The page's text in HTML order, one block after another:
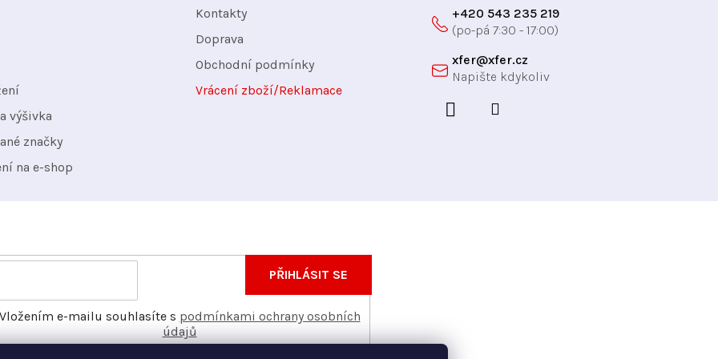
výšivka
značky
na e-shop
Kontakty
Doprava
Obchodní podmínky
Vrácení zboží/Reklamace
xfer@xfer.cz
+420 543 235 219
o nových produktech na našem e-shopu.
Vložením e-mailu souhlasíte s podmínkami ochrany osobních
údajů
PŘIHLÁSIT SE